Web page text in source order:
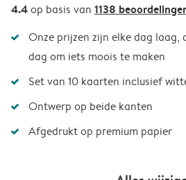
4.4op basis van 1138
Onze prijzen zijn elke dag laag,
dag om iets moois te maken
Set van 10 kaarten inclusief
Ontwerp op beide kanten
Afgedrukt op premium papier